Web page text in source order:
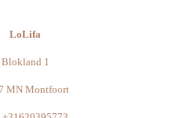
LoLifa
Blokland 1
MN Montfoort